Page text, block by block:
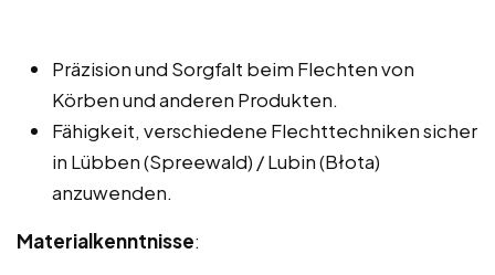
Präzision und Sorgfalt beim Flechten von
Körben und anderen Produkten.
Fähigkeit, verschiedene Flechttechniken sicher
in Lübben (Spreewald) / Lubin (Błota)
anzuwenden.
Materialkenntnisse: